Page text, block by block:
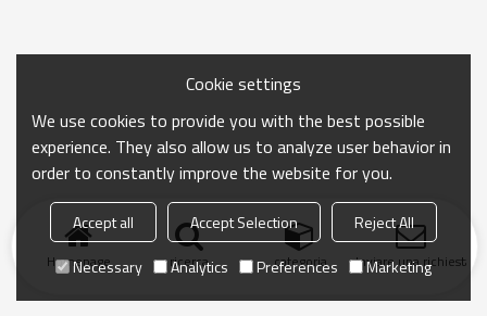
Homepage ricerca categoria Inviare una richiesta
Cookie settings
We use cookies to provide you with the best possible
experience. They also allow us to analyze user behavior in
order to constantly improve the website for you.
Accept all Accept Selection
Reject All
Necessary
Analytics Preferences Marketing